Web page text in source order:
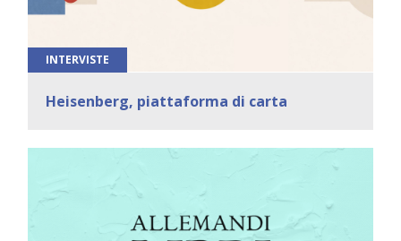
INTERVISTE
Heisenberg, piattaforma di carta